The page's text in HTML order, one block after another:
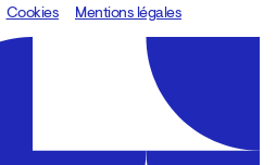
8080.studio
Cookies Mentions légales